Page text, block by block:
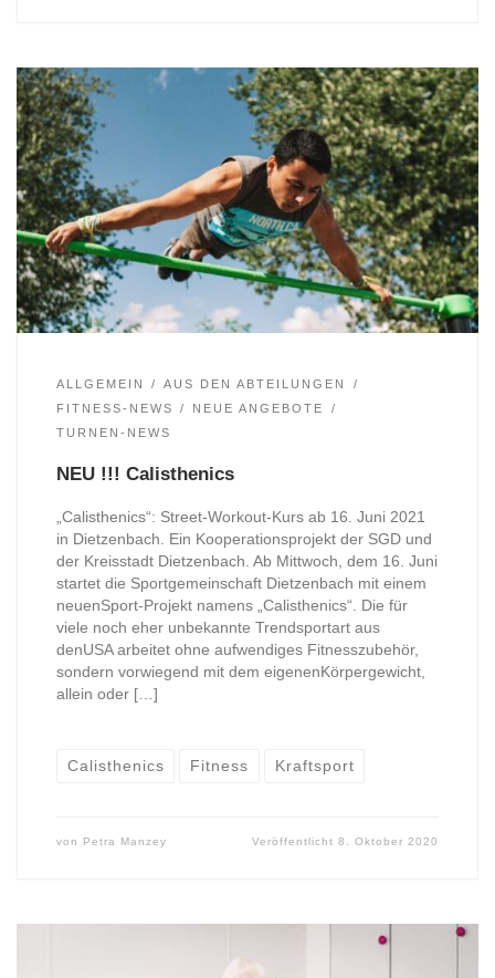
ALLGEMEIN
AUS DEN ABTEILUNGEN
FITNESS-NEWS
NEUE ANGEBOTE
TURNEN-NEWS
NEU !!! Calisthenics
„Calisthenics“: Street-Workout-Kurs ab 16. Juni 2021
in Dietzenbach. Ein Kooperationsprojekt der SGD und
der Kreisstadt Dietzenbach. Ab Mittwoch, dem 16. Juni
startet die Sportgemeinschaft Dietzenbach mit einem
neuenSport-Projekt namens „Calisthenics“. Die für
viele noch eher unbekannte Trendsportart aus
denUSA arbeitet ohne aufwendiges Fitnesszubehör,
sondern vorwiegend mit dem eigenenKörpergewicht,
allein oder […]
Calisthenics Fitness Kraftsport
von Petra Manzey Veröffentlicht8. Oktober 2020